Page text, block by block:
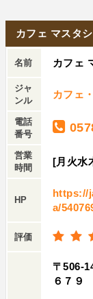
カフェ マスタ
名前 カフェ
ジャ
ンル
カフェ
電話
番号
営業
時間
[月火水
HP
https://
a/
評価
〒506-
６７９